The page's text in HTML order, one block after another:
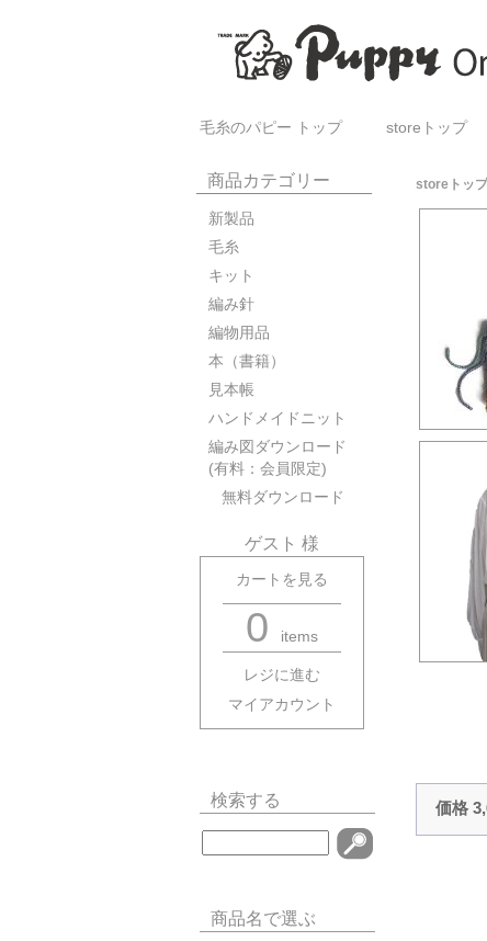
毛糸のパピー トップ storeトップ
商品カテゴリー
新製品
毛糸
キット
編み針
編物用品
本（書籍）
見本帳
ハンドメイドニット
編み図ダウンロード
(有料：会員限定)
無料ダウンロード
ゲスト 様
カートを見る
0 items
レジに進む
マイアカウント
検索する
商品名で選ぶ
storeトップ
価格